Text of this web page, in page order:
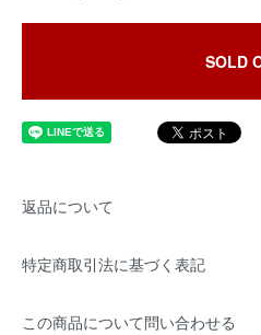
SOLD
返品について
特定商取引法に基づく表記
この商品について問い合わせる